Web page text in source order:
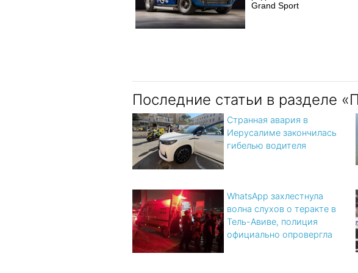
Grand Sport
Последние статьи в разделе
Странная авария в
Иерусалиме закончилась
гибелью водителя
WhatsApp захлестнула
волна слухов о теракте в
Тель-Авиве, полиция
официально опровергла